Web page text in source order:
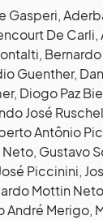
Gasperi,
De Carli,
Guenther,
Diogo Paz
José
Antônio
Gustavo
Piccinini,
Mottin
André Merigo,